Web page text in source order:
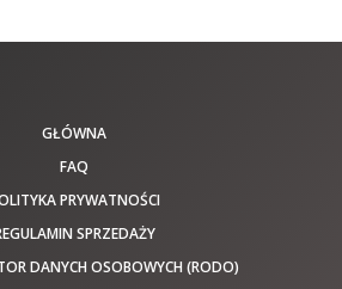
GŁÓWNA
FAQ
PRYWATNOŚCI
SPRZEDAŻY
DANYCH OSOBOWYCH (RODO)